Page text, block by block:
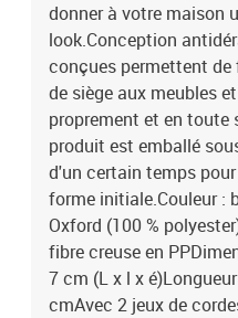
donner à votre maison
look.Conception
conçues permettent
de siège aux meubles
proprement et en toute
produit est emballé
d'un certain temps
forme initiale.Couleur :
Oxford (100 %
fibre creuse en
7 cm (L x l x
cmAvec 2 jeux de